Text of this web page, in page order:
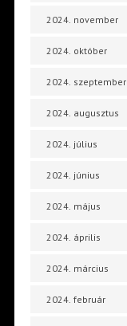
2024. november
2024. október
2024. szeptember
2024. augusztus
2024. július
2024. június
2024. május
2024. április
2024. március
2024. február